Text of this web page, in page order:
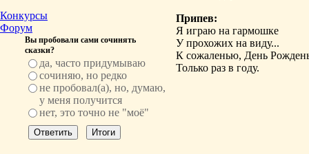
Конкурсы
Форум
Вы пробовали сами сочинять
сказки?
да, часто придумываю
сочиняю, но редко
не пробовал(а), но, думаю,
у меня получится
нет, это точно не "моё"
Припев:
Я играю на гармошке
У прохожих на виду...
К сожаленью, День
Только раз в году.